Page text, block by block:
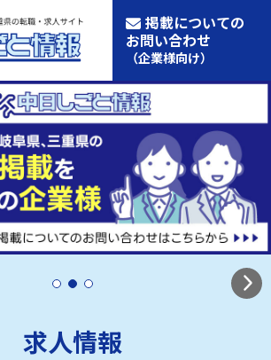
掲載についての
お問い合わせ
（企業様向け）
求人情報